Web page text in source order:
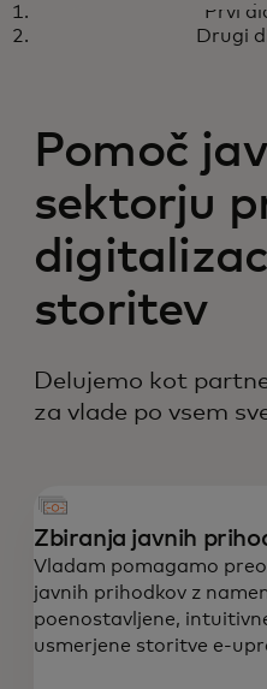
Bodite na
najnovejšimi
Spremljajte nas
Prvi
Drugi
Pomoč
sektorju
storitev
Delujemo kot
za vlade po vsem
Zbiranja javnih
Vladam pomagamo
javnih prihodkov z
poenostavljene,
usmerjene storitve e-